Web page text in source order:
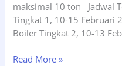
maksimal 10 ton Jadwal
Tingkat 1, 10-15 Februari
Boiler Tingkat 2, 10-13
Siap
Read More »